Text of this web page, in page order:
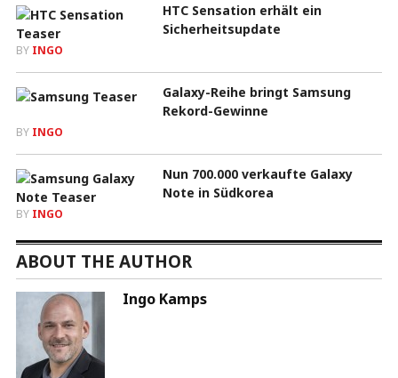
HTC Sensation erhält ein
Sicherheitsupdate
BY INGO
Galaxy-Reihe bringt Samsung
Rekord-Gewinne
BY INGO
Nun 700.000 verkaufte Galaxy
Note in Südkorea
BY INGO
ABOUT THE AUTHOR
Ingo Kamps